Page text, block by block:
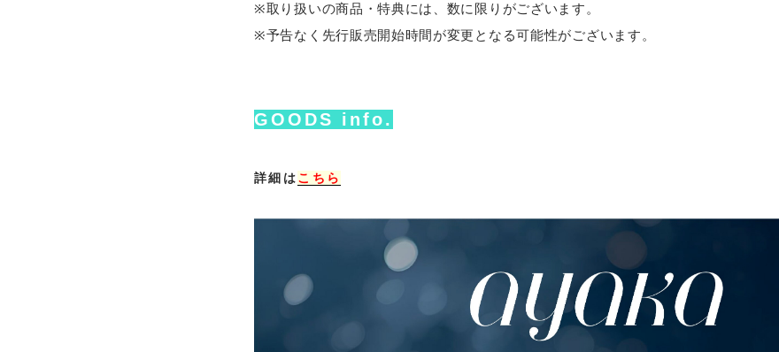
※取り扱いの商品・特典には、数に限りがございます。
※予告なく先行販売開始時間が変更となる可能性がございます。
GOODS info.
詳細はこちら